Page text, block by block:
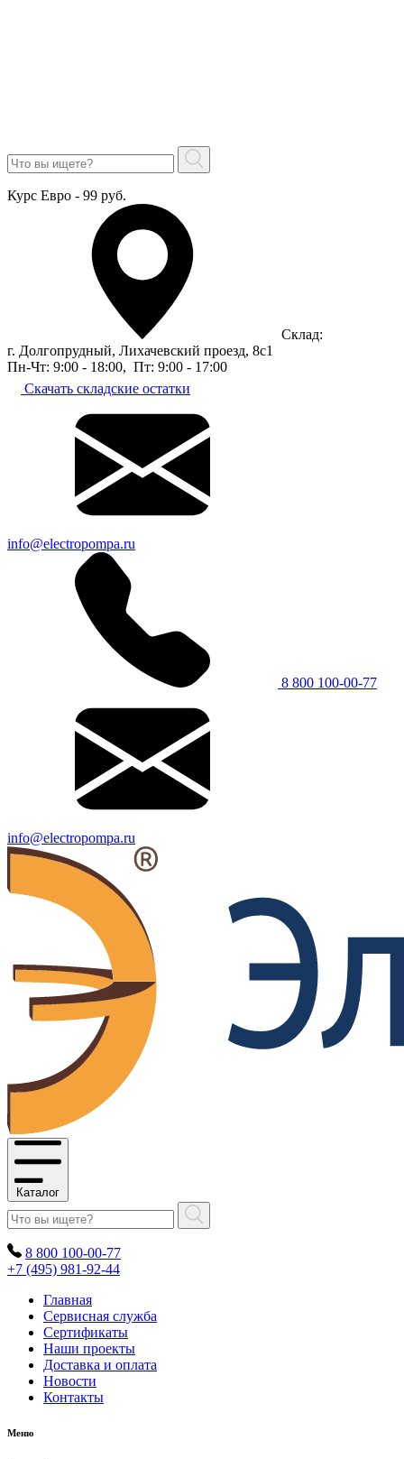
Курс Евро - 99 руб.
Склад:
г. Долгопрудный, Лихачевский проезд, 8c1
Пн-Чт: 9:00 - 18:00, Пт: 9:00 - 17:00
Скачать складские остатки
info@electropompa.ru
8 800 100-00-77
info@electropompa.ru
Каталог
8 800 100-00-77
+7 (495) 981-92-44
Главная
Сервисная служба
Сертификаты
Наши проекты
Доставка и оплата
Новости
Контакты
Меню